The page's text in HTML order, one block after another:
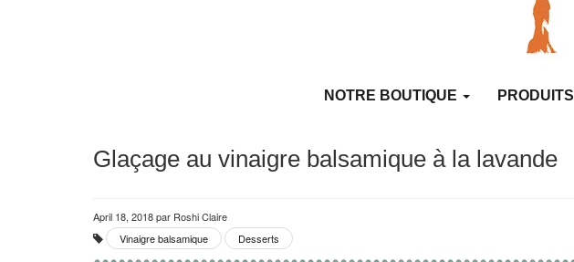
NOTRE BOUTIQUE PRODUITS
Glaçage au vinaigre balsamique à la lavande
April 18, 2018par Roshi Claire
Vinaigre balsamique
Desserts